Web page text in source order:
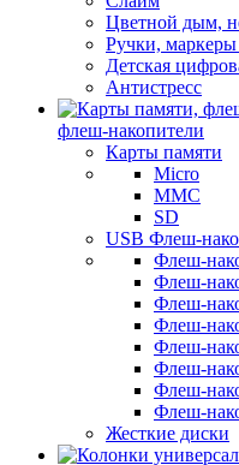
Цветной дым,
Ручки,
Детская
Антистресс
флеш-накопители
Карты памяти
Micro
MMC
SD
USB Флеш-
Флеш-
Флеш-
Флеш-
Флеш-
Флеш-
Флеш-
Флеш-
Флеш-
Жесткие диски